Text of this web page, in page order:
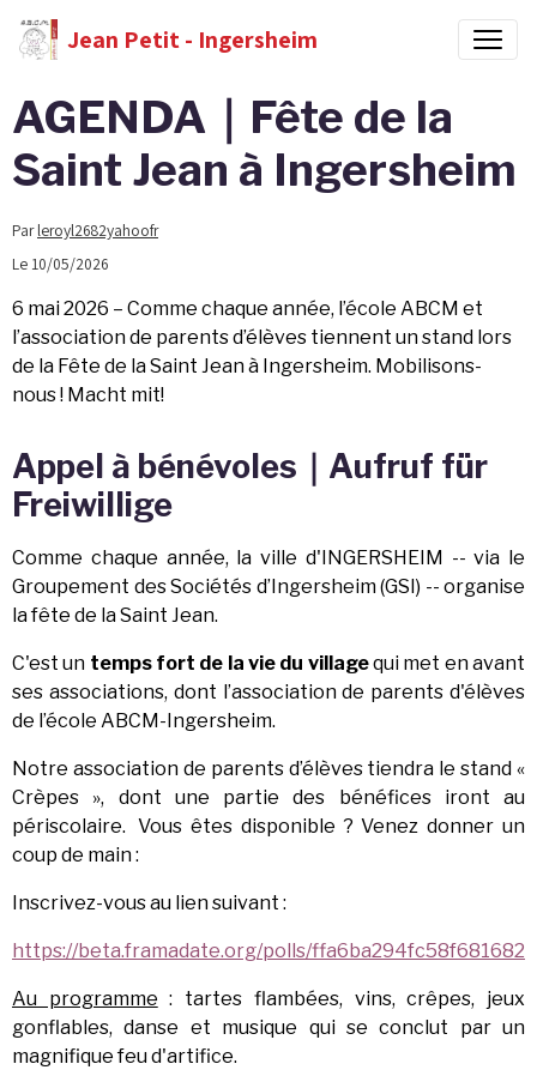
Jean Petit - Ingersheim
AGENDA｜Fête de la
Saint Jean à Ingersheim
Parleroyl2682yahoofr
Le 10/05/2026
6 mai 2026 – Comme chaque année, l’école ABCM et
l’association de parents d’élèves tiennent un stand lors
de la Fête de la Saint Jean à Ingersheim. Mobilisons-
nous ! Macht mit!
Appel à bénévoles｜Aufruf für
Freiwillige
Comme chaque année, la ville d'INGERSHEIM -- via le
Groupement des Sociétés d’Ingersheim (GSI) -- organise
la fête de la Saint Jean.
C'est un temps fort de la vie du villagequi met en avant
ses associations, dont l’association de parents d'élèves
de l’école ABCM-Ingersheim.
Notre association de parents d’élèves tiendra le stand «
Crèpes », dont une partie des bénéfices iront au
périscolaire. Vous êtes disponible ? Venez donner un
coup de main :
Inscrivez-vous au lien suivant :
https://beta.framadate.org/polls/ffa6ba294fc58f681682
Au programme : tartes flambées, vins, crêpes, jeux
gonflables, danse et musique qui se conclut par un
magnifique feu d'artifice.